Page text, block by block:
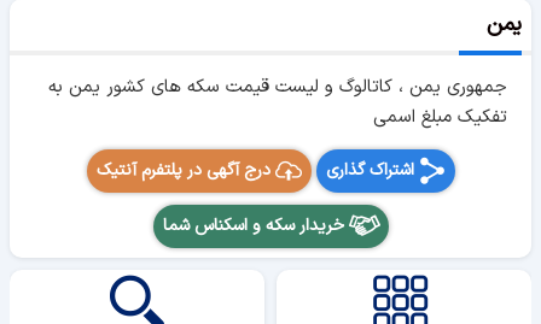
یمن
جمهوری یمن ، کاتالوگ و لیست قیمت سکه های کشور یمن به
تفکیک مبلغ اسمی
اشتراک گذاری درج آگهی در پلتفرم آنتیک
خریدار سکه و اسکناس شما